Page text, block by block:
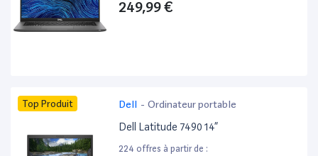
249,99 €
Top Produit Dell - Ordinateur portable
Dell Latitude 7490 14”
224 offres à partir de :